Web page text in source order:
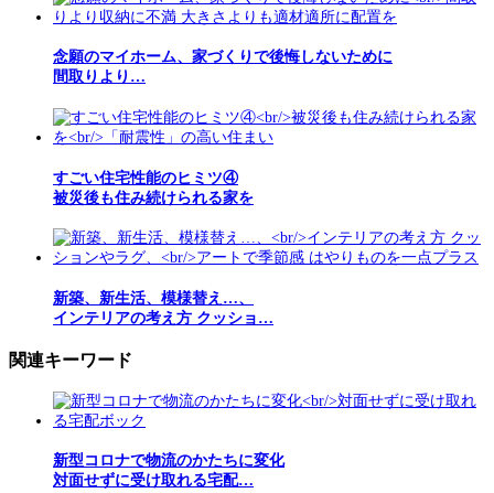
念願のマイホーム、家づくりで後悔しないために
間取りより…
すごい住宅性能のヒミツ④
被災後も住み続けられる家を
新築、新生活、模様替え…、
インテリアの考え方 クッショ…
関連キーワード
新型コロナで物流のかたちに変化
対面せずに受け取れる宅配…